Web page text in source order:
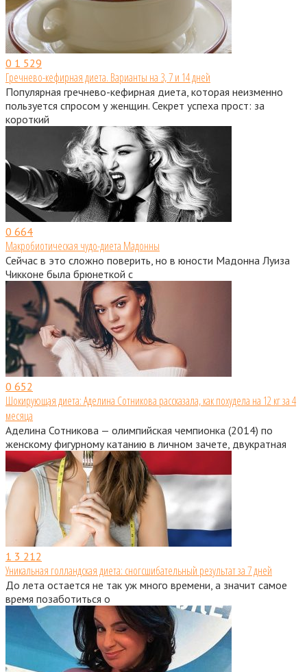
0 1 529
Гречнево-кефирная диета. Варианты на 3, 7 и 14 дней
Популярная гречнево-кефирная диета, которая неизменно
пользуется спросом у женщин. Секрет успеха прост: за
короткий
0 664
Макробиотическая чудо-диета Мадонны
Сейчас в это сложно поверить, но в юности Мадонна Луиза
Чикконе была брюнеткой с
0 652
Шокирующая диета: Аделина Сотникова рассказала, как похудела на 12 кг за 4
месяца
Аделина Сотникова — олимпийская чемпионка (2014) по
женскому фигурному катанию в личном зачете, двукратная
1 3 212
Уникальная голландская диета: сногсшибательный результат за 7 дней
До лета остается не так уж много времени, а значит самое
время позаботиться о